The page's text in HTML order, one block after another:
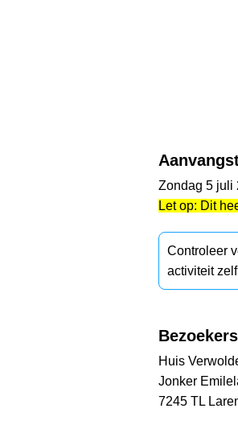
Zondag 5 juli
Let op: Dit
Controleer
activiteit
Huis
Jonker
7245 TL